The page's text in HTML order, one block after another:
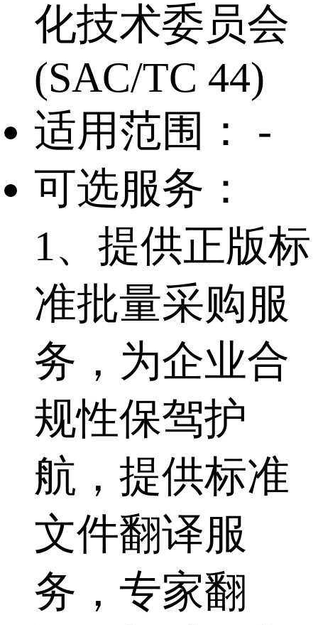
化技术委员会
(SAC/TC 44)
适用范围：
-
可选服务：
1、提供正版标
准批量采购服
务，为企业合
规性保驾护
航，提供标准
文件翻译服
务，专家翻